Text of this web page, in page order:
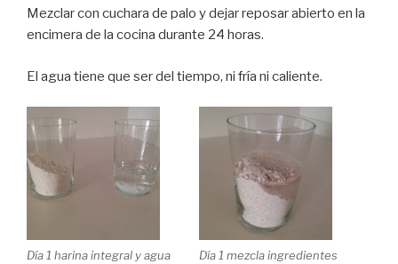
Mezclar con cuchara de palo y dejar reposar abierto en la
encimera de la cocina durante 24 horas.
El agua tiene que ser del tiempo, ni fría ni caliente.
Día 1 harina integral y agua Día 1 mezcla ingredientes